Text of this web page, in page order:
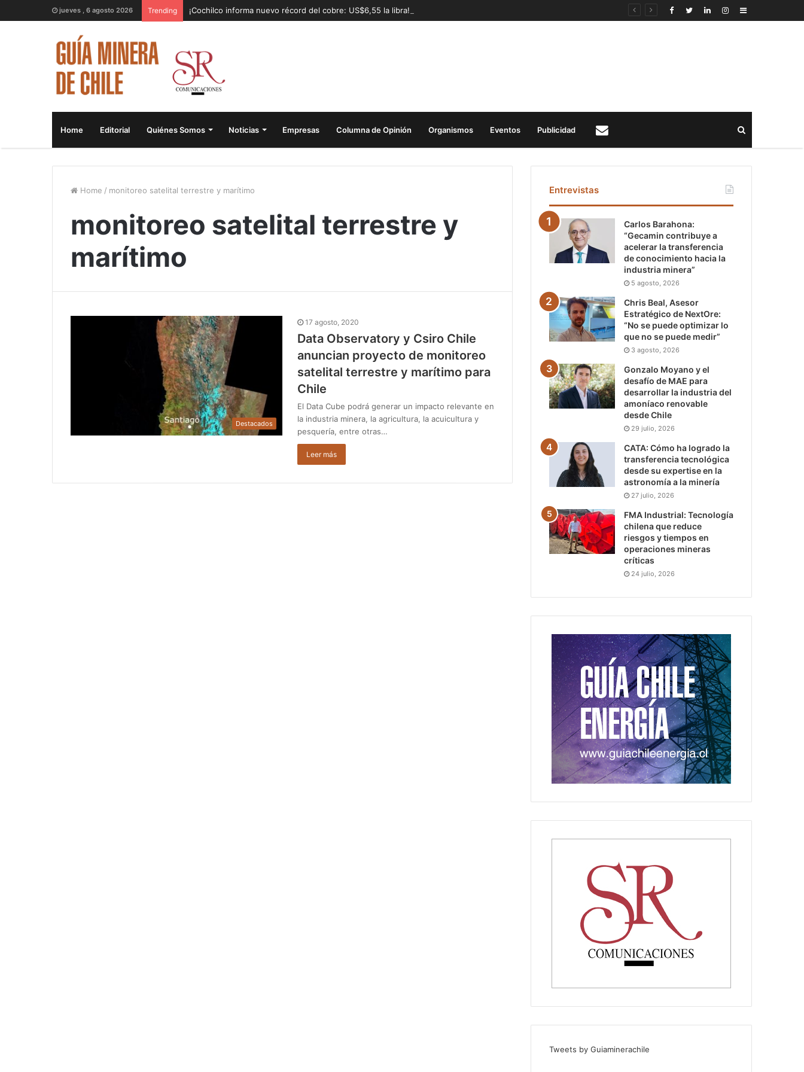
jueves , 6 agosto 2026 Trending ¡Cochilco informa nuevo récord del cobre: US$6,55 la libra! Sidebar
Home Editorial Quiénes Somos Noticias Empresas Columna de Opinión Organismos Eventos Publicidad
Home / monitoreo satelital terrestre y marítimo
monitoreo satelital terrestre y
marítimo
Destacados
17 agosto, 2020
Data Observatory y Csiro Chile
anuncian proyecto de monitoreo
satelital terrestre y marítimo para
Chile
El Data Cube podrá generar un impacto relevante en
la industria minera, la agricultura, la acuicultura y
pesquería, entre otras…
Leer más
Entrevistas
Carlos Barahona:
“Gecamin contribuye a
acelerar la transferencia
de conocimiento hacia la
industria minera”
5 agosto, 2026
Chris Beal, Asesor
Estratégico de NextOre:
“No se puede optimizar lo
que no se puede medir”
3 agosto, 2026
Gonzalo Moyano y el
desafío de MAE para
desarrollar la industria del
amoníaco renovable
desde Chile
29 julio, 2026
CATA: Cómo ha logrado la
transferencia tecnológica
desde su expertise en la
astronomía a la minería
27 julio, 2026
FMA Industrial: Tecnología
chilena que reduce
riesgos y tiempos en
operaciones mineras
críticas
24 julio, 2026
Tweets by Guiaminerachile